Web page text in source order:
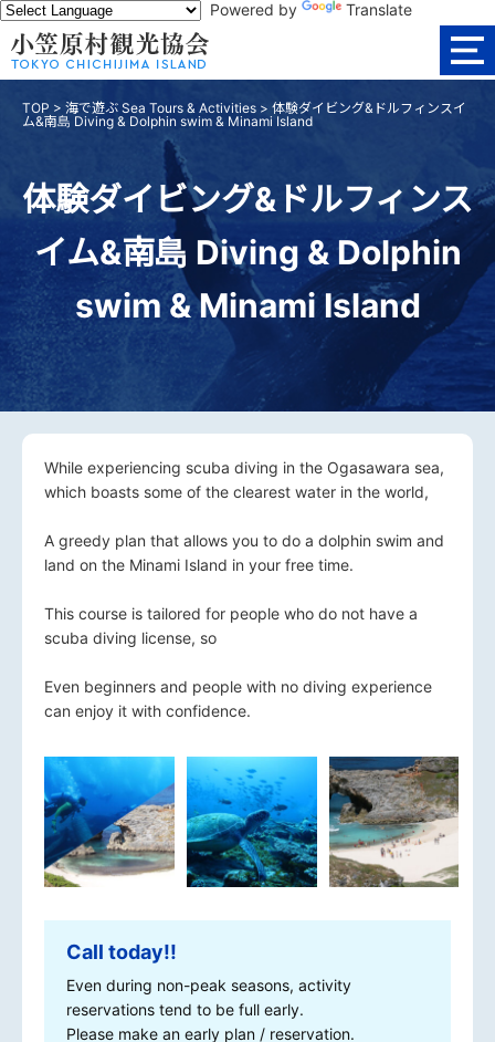
Powered by Translate
TOP > 海で遊ぶ Sea Tours & Activities > 体験ダイビング&ドルフィンスイ
ム&南島 Diving & Dolphin swim & Minami Island
体験ダイビング&ドルフィンス
イム&南島 Diving & Dolphin
swim & Minami Island
While experiencing scuba diving in the Ogasawara sea,
which boasts some of the clearest water in the world,
A greedy plan that allows you to do a dolphin swim and
land on the Minami Island in your free time.
This course is tailored for people who do not have a
scuba diving license, so
Even beginners and people with no diving experience
can enjoy it with confidence.
Call today!!
Even during non-peak seasons, activity
reservations tend to be full early.
Please make an early plan / reservation.